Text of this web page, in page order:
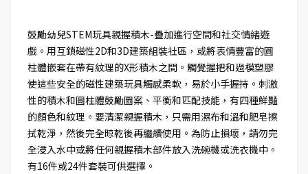
鼓勵幼兒STEM玩具親握積木-疊加進行空間和社交情緒遊
戲。用互鎖磁性2D和3D建築組裝社區，或將表情豐富的圓
柱體嵌套在帶有紋理的X形積木之間。觸覺握把和過模塑膠
使這些安全的磁性建築玩具觸感柔軟，易於小手握持。刺激
性的積木和圓柱體鼓勵圖案、平衡和匹配技能，有四種鮮豔
的顏色和紋理。要清潔親握積木，只需用濕布和溫和肥皂擦
拭乾淨，然後完全晾乾後再繼續使用。為防止損壞，請勿完
全浸入水中或將任何親握積木部件放入洗碗機或洗衣機中。
有16件或24件套裝可供選擇。